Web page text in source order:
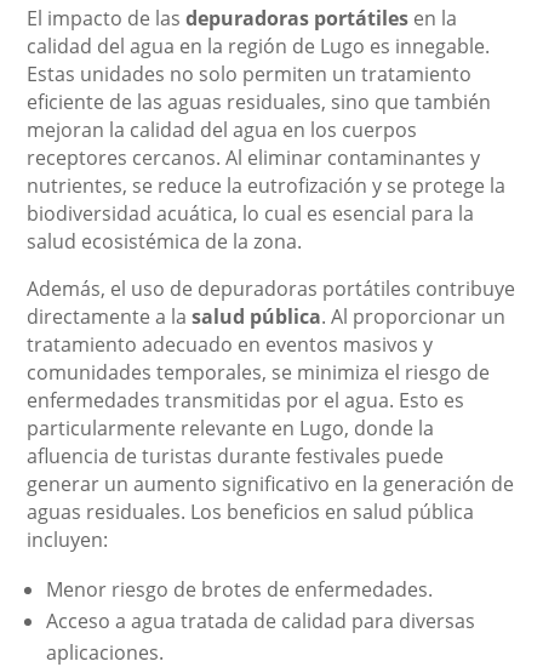
El impacto de lasdepuradoras portátiles en la
calidad del agua en la región de Lugo es innegable.
Estas unidades no solo permiten un tratamiento
eficiente de las aguas residuales, sino que también
mejoran la calidad del agua en los cuerpos
receptores cercanos. Al eliminar contaminantes y
nutrientes, se reduce la eutrofización y se protege la
biodiversidad acuática, lo cual es esencial para la
salud ecosistémica de la zona.
Además, el uso de depuradoras portátiles contribuye
directamente a lasalud pública. Al proporcionar un
tratamiento adecuado en eventos masivos y
comunidades temporales, se minimiza el riesgo de
enfermedades transmitidas por el agua. Esto es
particularmente relevante en Lugo, donde la
afluencia de turistas durante festivales puede
generar un aumento significativo en la generación de
aguas residuales. Los beneficios en salud pública
incluyen:
Menor riesgo de brotes de enfermedades.
Acceso a agua tratada de calidad para diversas
aplicaciones.